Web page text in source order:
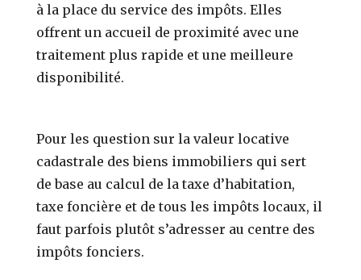
à la place du service des impôts. Elles
offrent un accueil de proximité avec une
traitement plus rapide et une meilleure
disponibilité.
Pour les question sur la valeur locative
cadastrale des biens immobiliers qui sert
de base au calcul de la taxe d’habitation,
taxe foncière et de tous les impôts locaux, il
faut parfois plutôt s’adresser au centre des
impôts fonciers.